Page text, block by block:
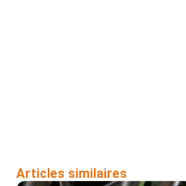
Articles similaires